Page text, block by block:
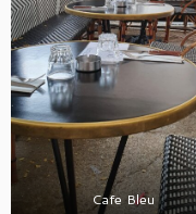
Cafe Bleu